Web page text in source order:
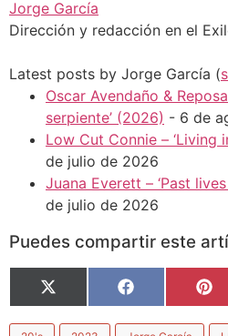
Jorge García
Dirección y redacción en el
Latest posts by Jorge García (
Oscar Avendaño &
serpiente’ (2026) - 6 de
Low Cut Connie – ‘Living
de julio de 2026
Juana Everett – ‘Past
de julio de 2026
Puedes compartir este
X
(Twitter)
Facebook